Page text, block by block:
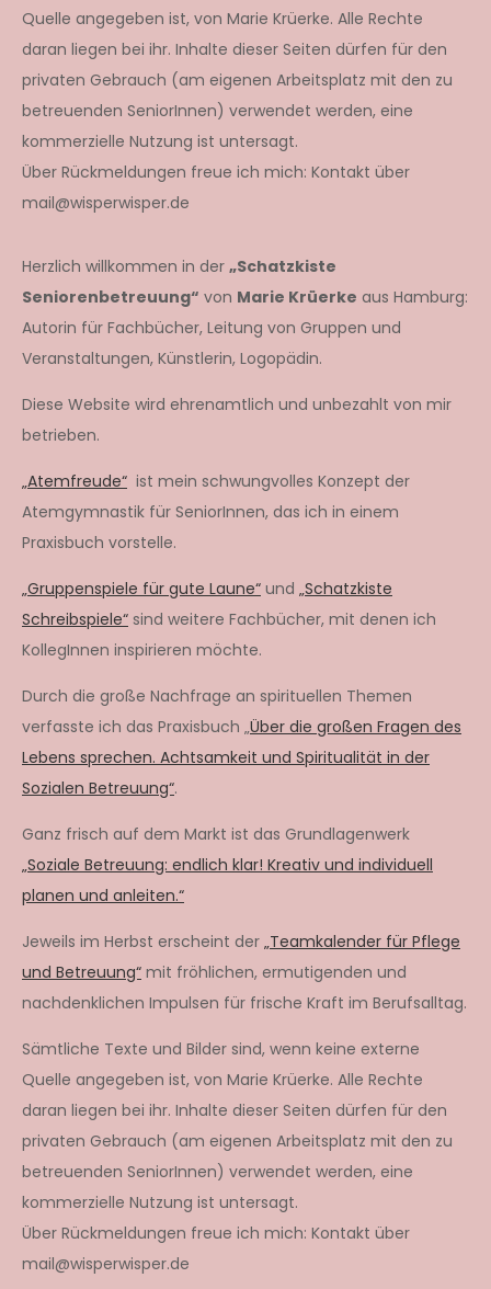
Quelle angegeben ist, von Marie Krüerke. Alle Rechte
daran liegen bei ihr. Inhalte dieser Seiten dürfen für den
privaten Gebrauch (am eigenen Arbeitsplatz mit den zu
betreuenden SeniorInnen) verwendet werden, eine
kommerzielle Nutzung ist untersagt.
Über Rückmeldungen freue ich mich: Kontakt über
mail@wisperwisper.de
Herzlich willkommen in der „Schatzkiste
Seniorenbetreuung“ von Marie Krüerke aus Hamburg:
Autorin für Fachbücher, Leitung von Gruppen und
Veranstaltungen, Künstlerin, Logopädin.
Diese Website wird ehrenamtlich und unbezahlt von mir
betrieben.
„Atemfreude“ ist mein schwungvolles Konzept der
Atemgymnastik für SeniorInnen, das ich in einem
Praxisbuch vorstelle.
„Gruppenspiele für gute Laune“ und „Schatzkiste
Schreibspiele“ sind weitere Fachbücher, mit denen ich
KollegInnen inspirieren möchte.
Durch die große Nachfrage an spirituellen Themen
verfasste ich das Praxisbuch „Über die großen Fragen des
Lebens sprechen. Achtsamkeit und Spiritualität in der
Sozialen Betreuung“.
Ganz frisch auf dem Markt ist das Grundlagenwerk
„Soziale Betreuung: endlich klar! Kreativ und individuell
planen und anleiten.“
Jeweils im Herbst erscheint der „Teamkalender für Pflege
und Betreuung“ mit fröhlichen, ermutigenden und
nachdenklichen Impulsen für frische Kraft im Berufsalltag.
Sämtliche Texte und Bilder sind, wenn keine externe
Quelle angegeben ist, von Marie Krüerke. Alle Rechte
daran liegen bei ihr. Inhalte dieser Seiten dürfen für den
privaten Gebrauch (am eigenen Arbeitsplatz mit den zu
betreuenden SeniorInnen) verwendet werden, eine
kommerzielle Nutzung ist untersagt.
Über Rückmeldungen freue ich mich: Kontakt über
mail@wisperwisper.de